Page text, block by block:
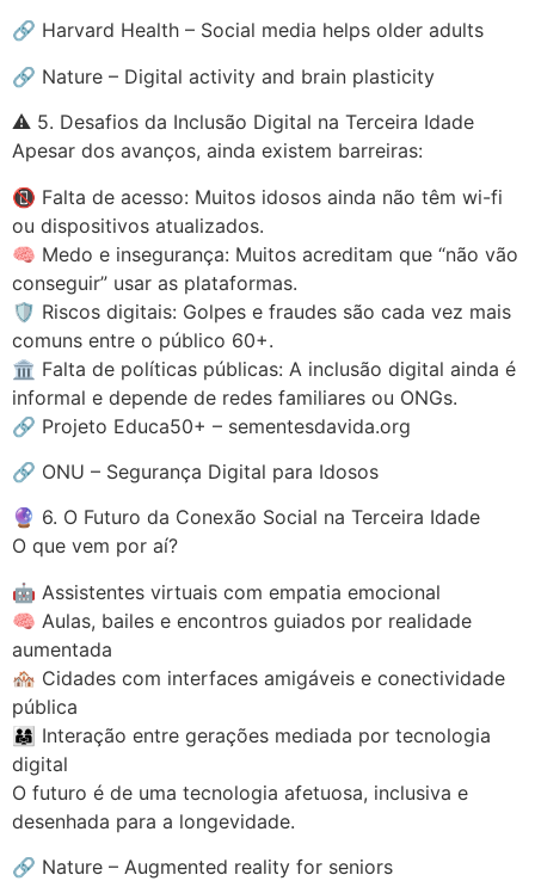
🔗 Harvard Health – Social media helps older adults
🔗 Nature – Digital activity and brain plasticity
⚠️ 5. Desafios da Inclusão Digital na Terceira Idade
Apesar dos avanços, ainda existem barreiras:
📵 Falta de acesso: Muitos idosos ainda não têm wi-fi
ou dispositivos atualizados.
🧠 Medo e insegurança: Muitos acreditam que “não vão
conseguir” usar as plataformas.
🛡️ Riscos digitais: Golpes e fraudes são cada vez mais
comuns entre o público 60+.
🏛️ Falta de políticas públicas: A inclusão digital ainda é
informal e depende de redes familiares ou ONGs.
🔗 Projeto Educa50+ – sementesdavida.org
🔗 ONU – Segurança Digital para Idosos
🔮 6. O Futuro da Conexão Social na Terceira Idade
O que vem por aí?
🤖 Assistentes virtuais com empatia emocional
🧠 Aulas, bailes e encontros guiados por realidade
aumentada
🏘️ Cidades com interfaces amigáveis e conectividade
pública
👨‍👩‍👧 Interação entre gerações mediada por tecnologia
digital
O futuro é de uma tecnologia afetuosa, inclusiva e
desenhada para a longevidade.
🔗 Nature – Augmented reality for seniors